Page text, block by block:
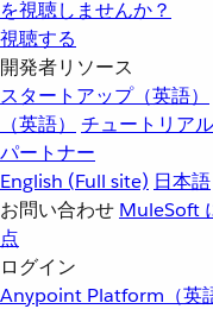
を視聴しませんか？
視聴する
開発者リソース
スタートアップ（英語）
（英語）
チュートリアル
パートナー
English (Full site) 日本語
お問い合わせ MuleSoft
点
ログイン
Anypoint Platform（英